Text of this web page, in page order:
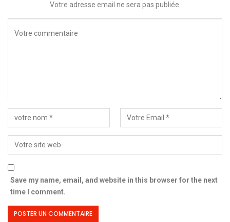
Votre adresse email ne sera pas publiée.
Save my name, email, and website in this browser for the next
time I comment.